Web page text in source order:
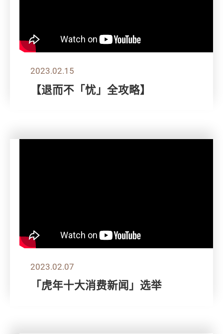
2023.02.15
【退而不「忧」全攻略】
2023.02.07
「虎年十大消费新闻」选举